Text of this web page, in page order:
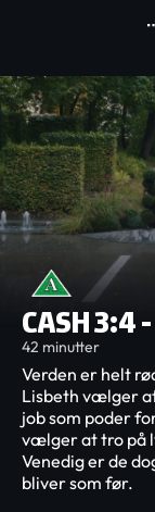
CASH 3:4
42 minutter
Verden er helt
Lisbeth vælger
job som poder
vælger at tro på
Venedig er de
bliver som før.